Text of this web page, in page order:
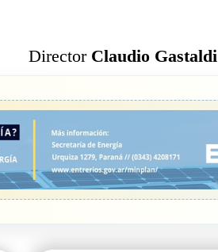
Director Claudio Gastaldi